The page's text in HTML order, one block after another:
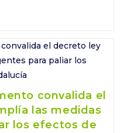
convalida el
las medidas
los efectos de